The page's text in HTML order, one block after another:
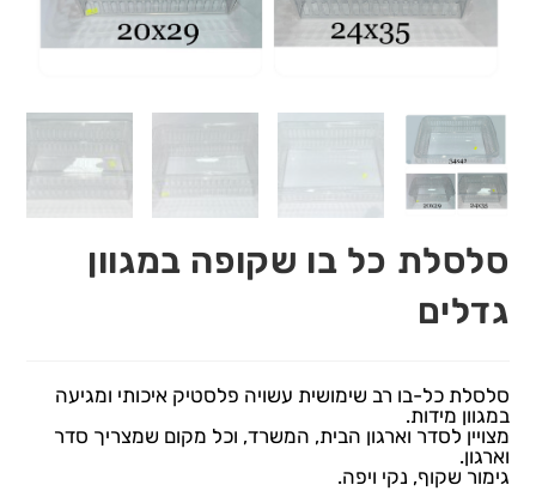
סלסלת כל בו שקופה במגוון
גדלים
סלסלת כל-בו רב שימושית עשויה פלסטיק איכותי ומגיעה
במגוון מידות.
מצויין לסדר וארגון הבית, המשרד, וכל מקום שמצריך סדר
וארגון.
גימור שקוף, נקי ויפה.